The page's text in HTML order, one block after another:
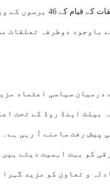
اسٹریٹجک شراکت دار ہیں۔
باوجود دوطرفہ تعلقات
درمیان سیاسی اعتماد
بیلٹ اینڈ روڈ کے تحت
پیش رفت سامنے آ رہی ہے۔
کو بہت اہمیت دیتے ہیں
و تعاون کو مزید